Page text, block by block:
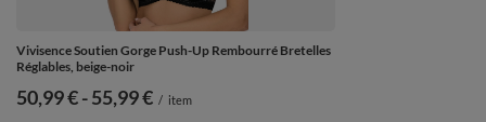
Vivisence Soutien Gorge Push-Up Rembourré Bretelles
Réglables, beige-noir
de
50,99 €-vers le bas
55,99 € / item